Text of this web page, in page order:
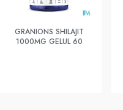
GRANIONS SHILAJIT
1000MG GELUL 60